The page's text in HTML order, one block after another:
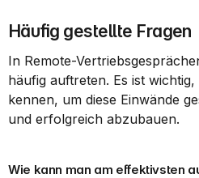
Häufig gestellte Fragen
In Remote-
häufig auftreten. Es ist
kennen, um diese Einwände
und erfolgreich abzubauen.
Wie kann man am effektivsten